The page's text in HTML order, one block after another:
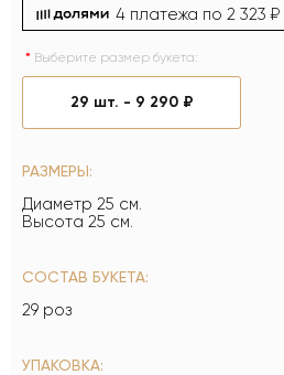
4 платежа по 2 323 ₽
Выберите размер букета:
29 шт. - 9 290 ₽
РАЗМЕРЫ:
Диаметр 25 см.
Высота 25 см.
СОСТАВ БУКЕТА:
29 роз
УПАКОВКА: